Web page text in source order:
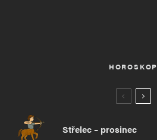
HOROSKOP
Střelec – prosinec